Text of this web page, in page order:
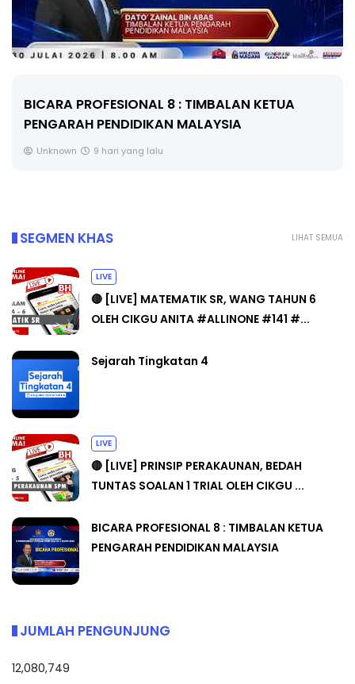
BICARA PROFESIONAL 8 : TIMBALAN KETUA
PENGARAH PENDIDIKAN MALAYSIA
Unknown 9 hari yang lalu
LIHAT SEMUA
SEGMEN KHAS
LIVE
🔴 [LIVE] MATEMATIK SR, WANG TAHUN 6
OLEH CIKGU ANITA #ALLINONE #141 #...
Sejarah Tingkatan 4
LIVE
🔴 [LIVE] PRINSIP PERAKAUNAN, BEDAH
TUNTAS SOALAN 1 TRIAL OLEH CIKGU ...
BICARA PROFESIONAL 8 : TIMBALAN KETUA
PENGARAH PENDIDIKAN MALAYSIA
JUMLAH PENGUNJUNG
12,080,749